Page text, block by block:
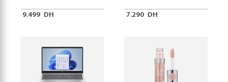
9.499 DH 7.290 DH